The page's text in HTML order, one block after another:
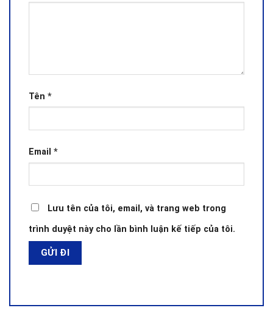
Tên *
Email *
Lưu tên của tôi, email, và trang web trong
trình duyệt này cho lần bình luận kế tiếp của tôi.